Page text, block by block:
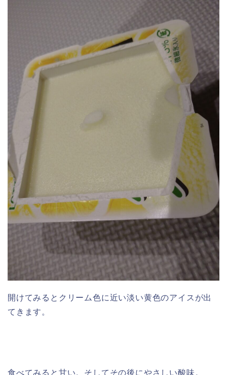
開けてみるとクリーム色に近い淡い黄色のアイスが出
てきます。
食べてみると甘い。そしてその後にやさしい酸味。